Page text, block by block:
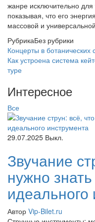
жанре исключительно для
показывая, что его
массовой и
РубрикаБез рубрики
Концерты в
Как устроена система
туре
Интересное
Все
29.07.2025 Выкл.
Звучание
нужно
идеального
Автор Vip-Bilet.ru